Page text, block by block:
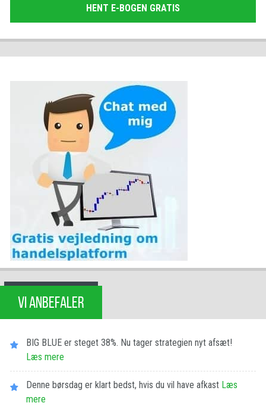
HENT E-BOGEN GRATIS
VI ANBEFALER
BIG BLUE er steget 38%. Nu tager strategien nyt afsæt!
Læs mere
Denne børsdag er klart bedst, hvis du vil have afkast Læs
mere